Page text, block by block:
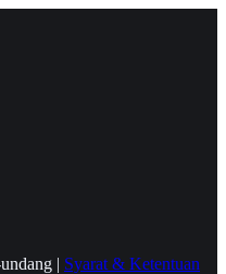
| Syarat & Ketentuan